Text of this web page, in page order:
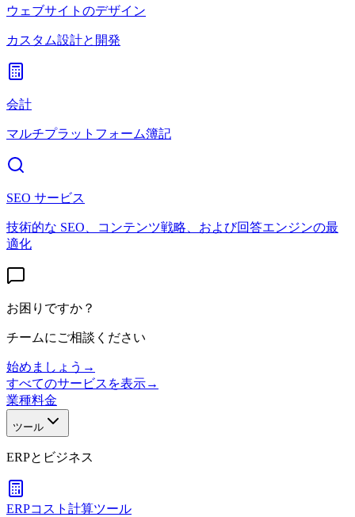
ウェブサイトのデザイン
カスタム設計と開発
会計
マルチプラットフォーム簿記
SEO サービス
技術的な SEO、コンテンツ戦略、および回答エンジンの最
適化
お困りですか？
チームにご相談ください
始めましょう →
すべてのサービスを表示→
業種料金
ツール
ERPとビジネス
ERPコスト計算ツール